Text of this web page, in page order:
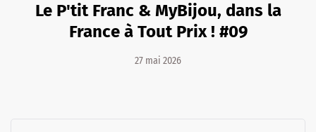
Le P'tit Franc & MyBijou, dans la
France à Tout Prix ! #09
27 mai 2026